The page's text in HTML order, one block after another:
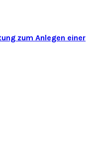
zum Anlegen einer